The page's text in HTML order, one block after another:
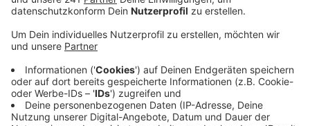
auf den Treckern sitzen und etwa 60 bis 80 Kilometer
zurücklegen. Trecker sind die große Leidenschaft der
beiden Männer und sie lieben es, gemütlich unterwegs
zu sein:
Diese Langsamkeit und das Genießen der
Umgebung! Als wir ne Probefahrt gemacht